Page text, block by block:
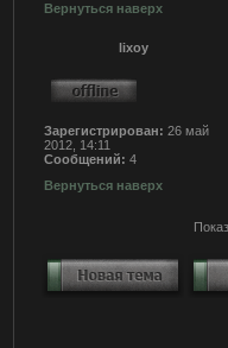
Вернуться наверх
lixoy
Зарегистрирован: 26 май
2012, 14:11
Сообщений: 4
Вернуться наверх